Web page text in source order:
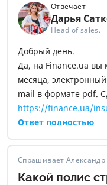
Отвечает
Дарья
Head of sales.
Добрый день.
Да, на Finance.ua вы
месяца,
mail в формате pdf.
https://finance.ua/
Telegram-бот –
Ответ полностью
Спрашивает Александр
Какой полис